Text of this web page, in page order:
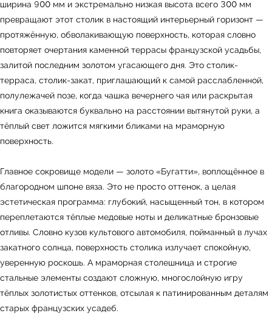
ширина 900 мм и экстремально низкая высота всего 300 мм
превращают этот столик в настоящий интерьерный горизонт —
протяжённую, обволакивающую поверхность, которая словно
повторяет очертания каменной террасы французской усадьбы,
залитой последним золотом угасающего дня. Это столик-
терраса, столик-закат, приглашающий к самой расслабленной,
полулежачей позе, когда чашка вечернего чая или раскрытая
книга оказываются буквально на расстоянии вытянутой руки, а
тёплый свет ложится мягкими бликами на мраморную
поверхность.
Главное сокровище модели — золото «Бугатти», воплощённое в
благородном шпоне вяза. Это не просто оттенок, а целая
эстетическая программа: глубокий, насыщенный тон, в котором
переплетаются тёплые медовые ноты и деликатные бронзовые
отливы. Словно кузов культового автомобиля, пойманный в лучах
закатного солнца, поверхность столика излучает спокойную,
уверенную роскошь. А мраморная столешница и строгие
стальные элементы создают сложную, многослойную игру
тёплых золотистых оттенков, отсылая к патинированным деталям
старых французских усадеб.